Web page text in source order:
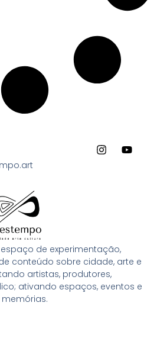
de experimentação,
conteúdo sobre cidade, arte e
artistas, produtores,
ativando espaços, eventos e
memórias.